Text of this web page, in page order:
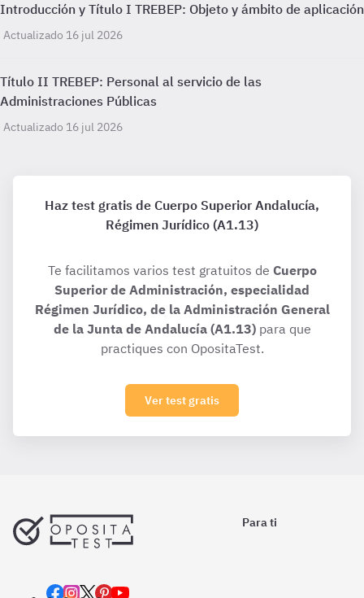
Introducción y Título I TREBEP: Objeto y ámbito de aplicación
Actualizado 16 jul 2026
Título II TREBEP: Personal al servicio de las
Administraciones Públicas
Actualizado 16 jul 2026
Haz test gratis de Cuerpo Superior Andalucía,
Régimen Jurídico (A1.13)
Te facilitamos varios test gratuitos de Cuerpo
Superior de Administración, especialidad
Régimen Jurídico, de la Administración General
de la Junta de Andalucía (A1.13)para que
practiques con OpositaTest.
Ver test gratis
Para ti